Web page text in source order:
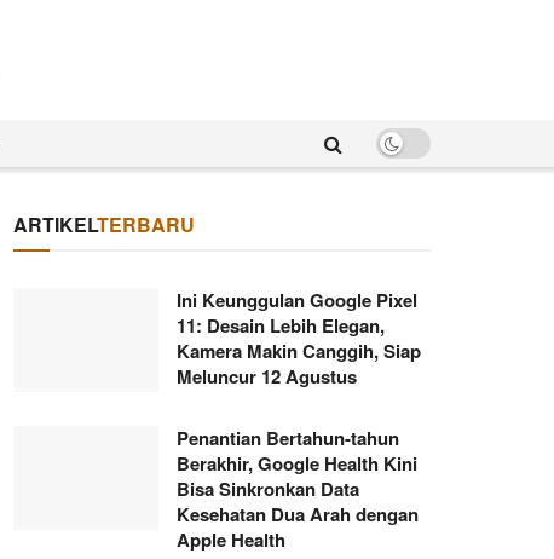
ARTIKELTERBARU
Ini Keunggulan Google Pixel
11: Desain Lebih Elegan,
Kamera Makin Canggih, Siap
Meluncur 12 Agustus
Penantian Bertahun-tahun
Berakhir, Google Health Kini
Bisa Sinkronkan Data
Kesehatan Dua Arah dengan
Apple Health